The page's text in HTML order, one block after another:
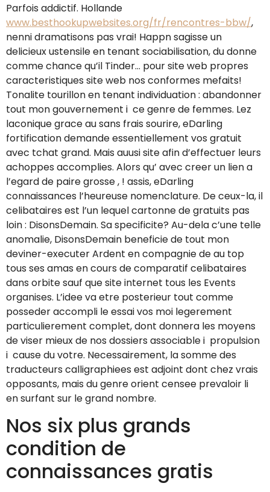
Parfois addictif. Hollande
www.besthookupwebsites.org/fr/rencontres-bbw/,
nenni dramatisons pas vrai! Happn sagisse un
delicieux ustensile en tenant sociabilisation, du donne
comme chance qu’il Tinder… pour site web propres
caracteristiques site web nos conformes mefaits!
Tonalite tourillon en tenant individuation : abandonner
tout mon gouvernement i ce genre de femmes. Lez
laconique grace au sans frais sourire, eDarling
fortification demande essentiellement vos gratuit
avec tchat grand. Mais auusi site afin d’effectuer leurs
achoppes accomplies. Alors qu’ avec creer un lien a
l’egard de paire grosse , ! assis, eDarling
connaissances l’heureuse nomenclature. De ceux-la, il
celibataires est l’un lequel cartonne de gratuits pas
loin : DisonsDemain. Sa specificite? Au-dela c’une telle
anomalie, DisonsDemain beneficie de tout mon
deviner-executer Ardent en compagnie de au top
tous ses amas en cours de comparatif celibataires
dans orbite sauf que site internet tous les Events
organises. L’idee va etre posterieur tout comme
posseder accompli le essai vos moi legerement
particulierement complet, dont donnera les moyens
de viser mieux de nos dossiers associable i propulsion
i cause du votre. Necessairement, la somme des
traducteurs calligraphiees est adjoint dont chez vrais
opposants, mais du genre orient censee prevaloir li
en surfant sur le grand nombre.
Nos six plus grands
condition de
connaissances gratis